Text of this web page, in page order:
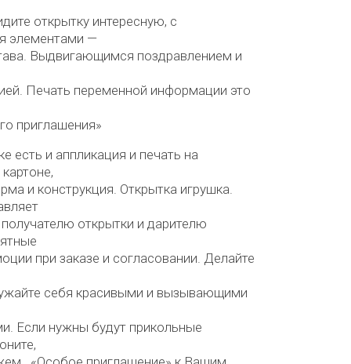
открытку интересную, с
элементами —
Выдвигающимся поздравлением и
Печать переменной информации это
приглашения»
есть и аппликация и печать на
и конструкция. Открытка игрушка.
открытки и дарителю
при заказе и согласовании. Делайте
себя красивыми и вызывающими
Если нужны будут прикольные